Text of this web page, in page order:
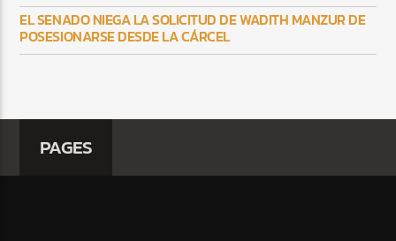
EL SENADO NIEGA LA SOLICITUD DE WADITH MANZUR DE
POSESIONARSE DESDE LA CÁRCEL
PAGES